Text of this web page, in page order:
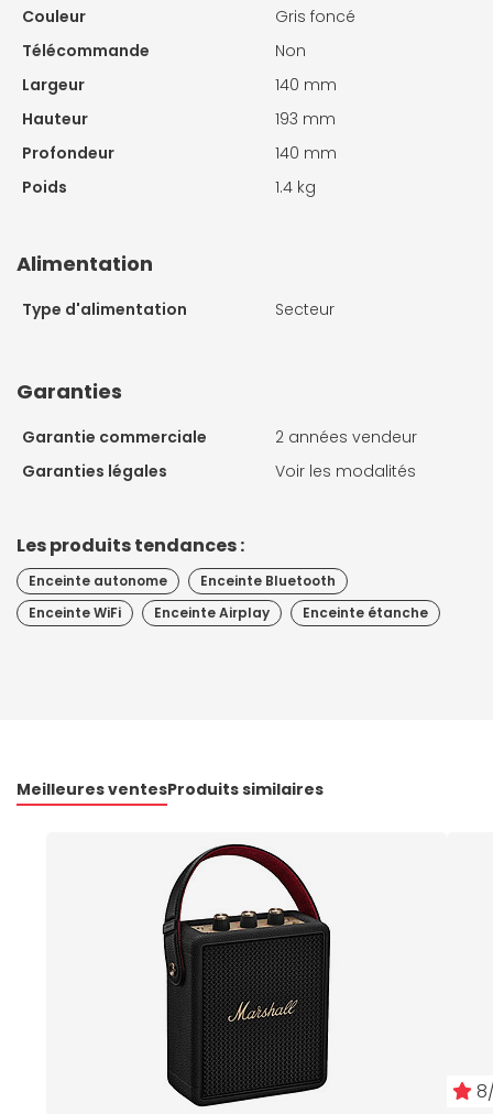
Couleur
Gris foncé
Télécommande
Non
Largeur
140 mm
Hauteur
193 mm
Profondeur
140 mm
Poids
1.4 kg
Alimentation
Type d'alimentation Secteur
Garanties
Garantie commerciale
2 années vendeur
Garanties légales
Voir les modalités
Les produits tendances :
Enceinte autonome
Enceinte Bluetooth
Enceinte WiFi
Enceinte Airplay Enceinte étanche
Meilleures ventesProduits similaires